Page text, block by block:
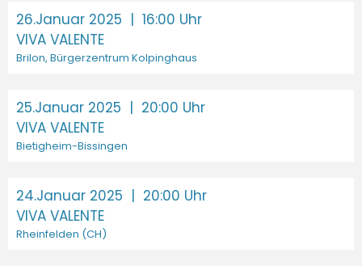
26.Januar 2025 | 16:00 Uhr
VIVA VALENTE
Brilon, Bürgerzentrum Kolpinghaus
25.Januar 2025 | 20:00 Uhr
VIVA VALENTE
Bietigheim-Bissingen
24.Januar 2025 | 20:00 Uhr
VIVA VALENTE
Rheinfelden (CH)